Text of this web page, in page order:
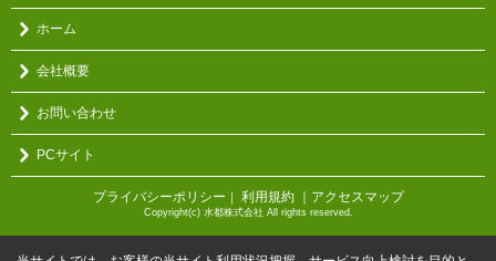
ホーム
会社概要
お問い合わせ
PCサイト
プライバシーポリシー ｜ 利用規約 ｜アクセスマップ
Copyright(c) 水都株式会社 All rights reserved.